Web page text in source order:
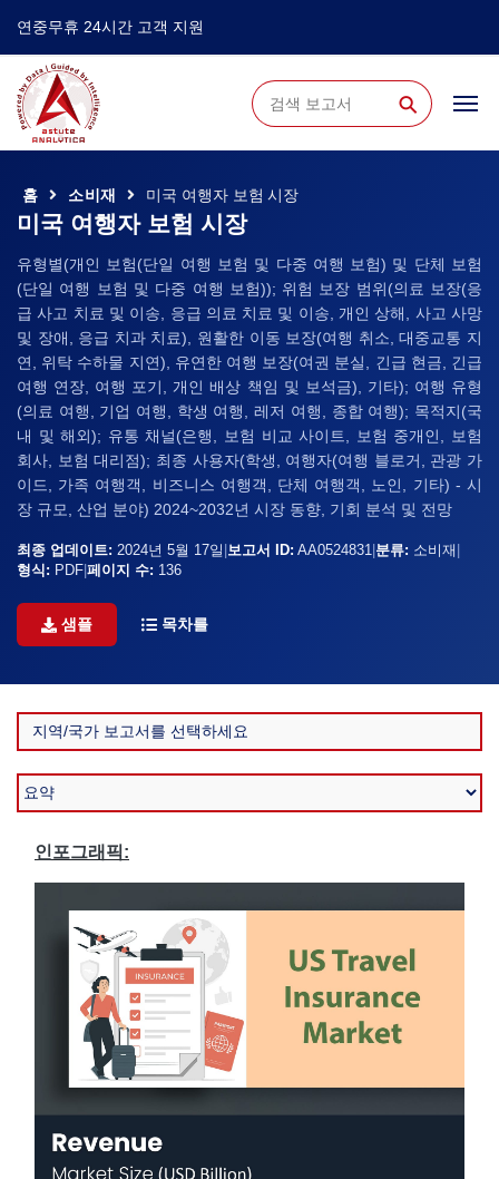
연중무휴 24시간 고객 지원
⚲
홈 소비재 미국 여행자 보험 시장
미국 여행자 보험 시장
유형별(개인 보험(단일 여행 보험 및 다중 여행 보험) 및 단체 보험
(단일 여행 보험 및 다중 여행 보험)); 위험 보장 범위(의료 보장(응
급 사고 치료 및 이송, 응급 의료 치료 및 이송, 개인 상해, 사고 사망
및 장애, 응급 치과 치료), 원활한 이동 보장(여행 취소, 대중교통 지
연, 위탁 수하물 지연), 유연한 여행 보장(여권 분실, 긴급 현금, 긴급
여행 연장, 여행 포기, 개인 배상 책임 및 보석금), 기타); 여행 유형
(의료 여행, 기업 여행, 학생 여행, 레저 여행, 종합 여행); 목적지(국
내 및 해외); 유통 채널(은행, 보험 비교 사이트, 보험 중개인, 보험
회사, 보험 대리점); 최종 사용자(학생, 여행자(여행 블로거, 관광 가
이드, 가족 여행객, 비즈니스 여행객, 단체 여행객, 노인, 기타) - 시
장 규모, 산업 분야) 2024~2032년 시장 동향, 기회 분석 및 전망
최종 업데이트: 2024년 5월 17일 보고서 ID: AA0524831 분류: 소비재
형식: PDF 페이지 수: 136
샘플 목차를
인포그래픽: